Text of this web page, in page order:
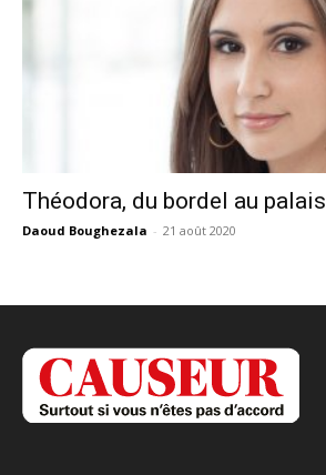
Théodora, du bordel au palais
Daoud Boughezala - 21 août 2020